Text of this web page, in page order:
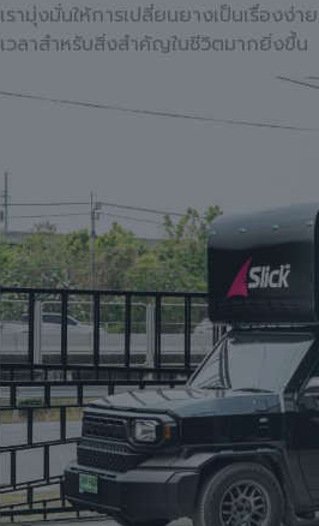
เรามุ่งมั่นให้การเปลี่ยนยางเป็นเรื่อง
เวลาสำหรับสิ่งสำคัญในชีวิตมากยิ่งขึ้น